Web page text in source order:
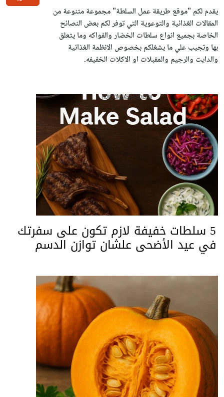
يقدم لكم "موقع طريقة عمل السلطة" مجموعة متنوعة من
المقالات الغذائية والتوعوية التي توفر لكم بعض النصائح
الخاصة بجميع انواع سلطات الخضار والفواكه وما يتعلق
بها وتجيب علي ما يشغلكم بخصوص الانظمة الغذائية
والدايت والرجيم والمقبلات او الاكلات الخفيفه.
5 سلطات خفيفة لازم تكون على سفرتك
في عيد الأضحى علشان توازن الدسم